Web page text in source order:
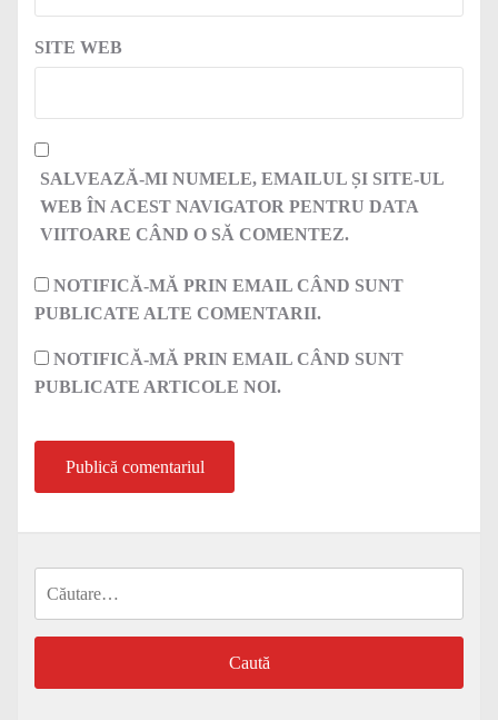
SITE WEB
SALVEAZĂ-MI NUMELE, EMAILUL ȘI SITE-UL
WEB ÎN ACEST NAVIGATOR PENTRU DATA
VIITOARE CÂND O SĂ COMENTEZ.
NOTIFICĂ-MĂ PRIN EMAIL CÂND SUNT
PUBLICATE ALTE COMENTARII.
NOTIFICĂ-MĂ PRIN EMAIL CÂND SUNT
PUBLICATE ARTICOLE NOI.